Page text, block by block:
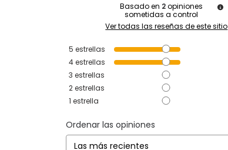
Basado en 2opiniones
sometidas a control
Ver todas las reseñas de este sitio
5 estrellas
4estrellas
3 estrellas
2estrellas
1 estrella
Ordenar las opiniones